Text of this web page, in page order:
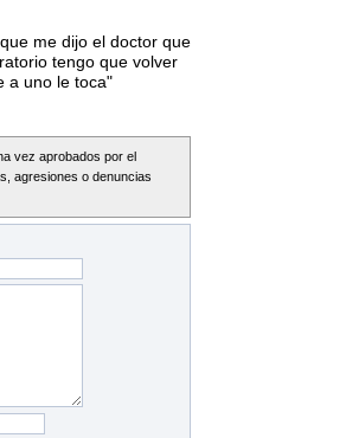
me dijo el doctor que
tengo que volver
a uno le toca"
vez aprobados por el
agresiones o denuncias